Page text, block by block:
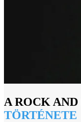
A ROCK
TÖRTÉNETE